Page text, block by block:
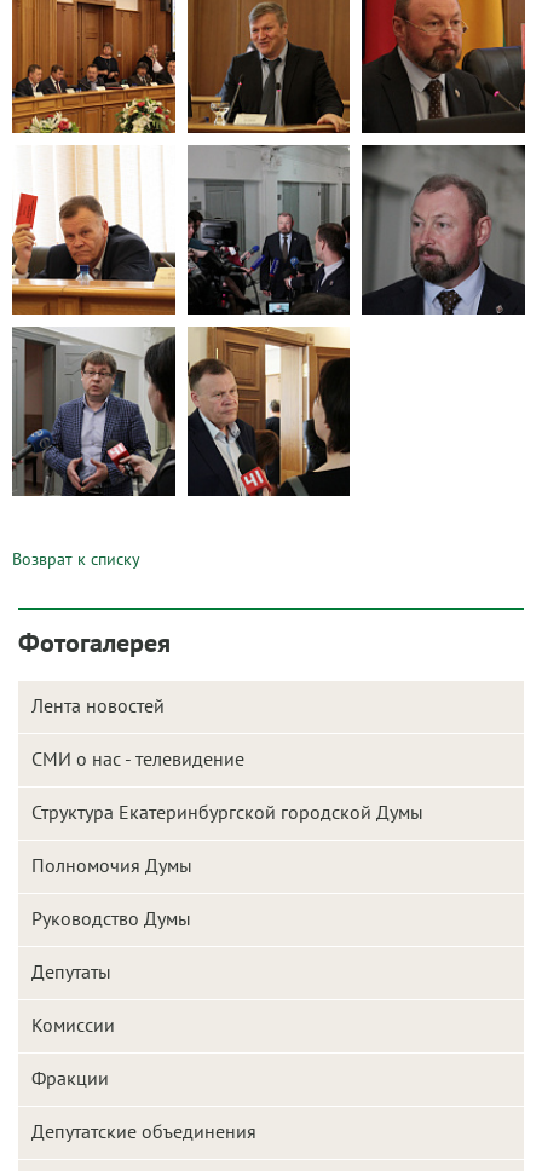
Возврат к списку
Фотогалерея
Лента новостей
СМИ о нас - телевидение
Структура Екатеринбургской городской Думы
Полномочия Думы
Руководство Думы
Депутаты
Комиссии
Фракции
Депутатские объединения